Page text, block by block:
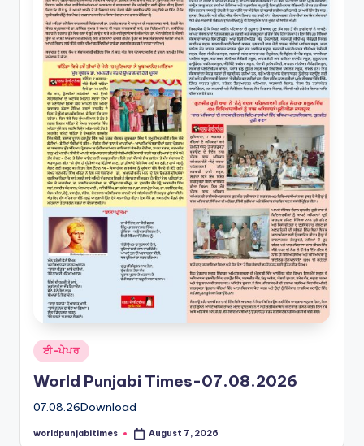
Posted
in
ਈ-ਪੇਪਰ
World Punjabi Times-07.08.2026
07.08.26Download
Posted
worldpunjabitimes August 7, 2026